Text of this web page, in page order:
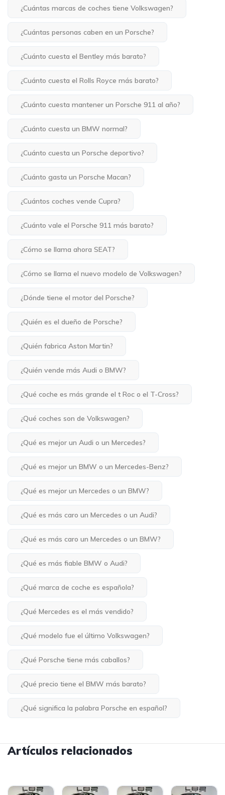
¿Cuántas marcas de coches tiene Volkswagen?
¿Cuántas personas caben en un Porsche?
¿Cuánto cuesta el Bentley más barato?
¿Cuánto cuesta el Rolls Royce más barato?
¿Cuánto cuesta mantener un Porsche 911 al año?
¿Cuánto cuesta un BMW normal?
¿Cuánto cuesta un Porsche deportivo?
¿Cuánto gasta un Porsche Macan?
¿Cuántos coches vende Cupra?
¿Cuánto vale el Porsche 911 más barato?
¿Cómo se llama ahora SEAT?
¿Cómo se llama el nuevo modelo de Volkswagen?
¿Dónde tiene el motor del Porsche?
¿Quién es el dueño de Porsche?
¿Quién fabrica Aston Martin?
¿Quién vende más Audi o BMW?
¿Qué coche es más grande el t Roc o el T-Cross?
¿Qué coches son de Volkswagen?
¿Qué es mejor un Audi o un Mercedes?
¿Qué es mejor un BMW o un Mercedes-Benz?
¿Qué es mejor un Mercedes o un BMW?
¿Qué es más caro un Mercedes o un Audi?
¿Qué es más caro un Mercedes o un BMW?
¿Qué es más fiable BMW o Audi?
¿Qué marca de coche es española?
¿Qué Mercedes es el más vendido?
¿Qué modelo fue el último Volkswagen?
¿Qué Porsche tiene más caballos?
¿Qué precio tiene el BMW más barato?
¿Qué significa la palabra Porsche en español?
Artículos relacionados